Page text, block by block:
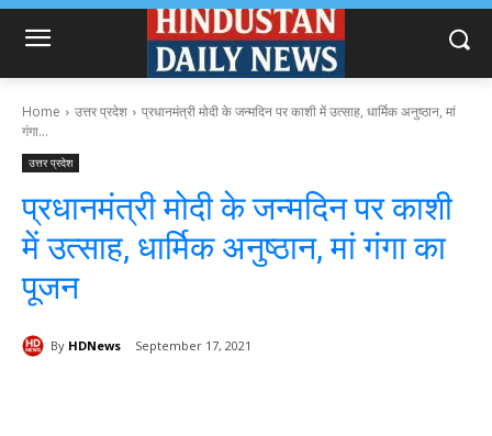
Home उत्तर प्रदेश
प्रधानमंत्री मोदी के जन्मदिन पर काशी में उत्साह, धार्मिक अनुष्ठान, मां
गंगा...
उत्तर प्रदेश
प्रधानमंत्री मोदी के जन्मदिन पर काशी
में उत्साह, धार्मिक अनुष्ठान, मां गंगा का
पूजन
By HDNews September 17, 2021